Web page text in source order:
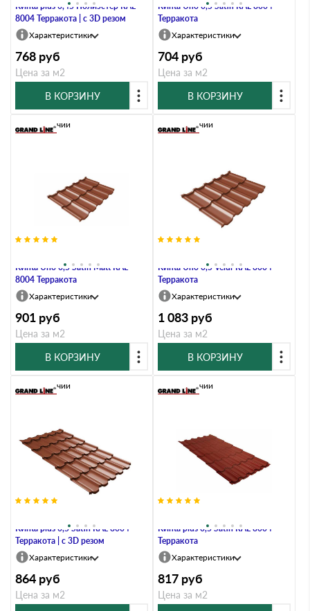
Kvinta plus 0,45 Полиэстер RAL
8004 Терракота | c 3D резом
Характеристики
768 руб
Цена за м2
В КОРЗИНУ
Kvinta Uno 0,5 Satin RAL 8004
Терракота
Характеристики
704 руб
Цена за м2
В КОРЗИНУ
Kvinta Uno 0,5 Satin Мatt RAL
8004 Терракота
В наличии
Характеристики
901 руб
Цена за м2
В КОРЗИНУ
Kvinta Uno 0,5 Velur RAL 8004
Терракота
В наличии
Характеристики
1 083 руб
Цена за м2
В КОРЗИНУ
Kvinta plus 0,5 Satin RAL 8004
Терракота | c 3D резом
В наличии
Характеристики
864 руб
Цена за м2
Kvinta plus 0,5 Satin RAL 8004
Терракота
В наличии
Характеристики
817 руб
Цена за м2